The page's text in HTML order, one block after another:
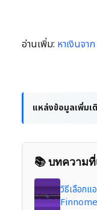
อ่านเพิ่ม: หาเงินจา
แหล่งข้อมูลเพิ่มเ
📚 บทความที่
วิธีเลือก